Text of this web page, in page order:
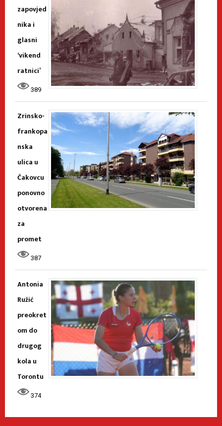
zapovjed
nika i
glasni
‘vikend
ratnici’
389
Zrinsko-
frankopa
nska
ulica u
Čakovcu
ponovno
otvorena
za
promet
387
Antonia
Ružić
preokret
om do
drugog
kola u
Torontu
374